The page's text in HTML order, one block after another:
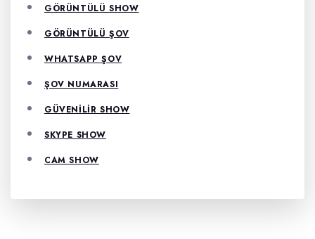
GÖRÜNTÜLÜ SHOW
GÖRÜNTÜLÜ ŞOV
WHATSAPP ŞOV
ŞOV NUMARASI
GÜVENILIR SHOW
SKYPE SHOW
CAM SHOW